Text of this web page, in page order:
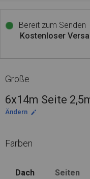
Bereit zum Senden
Kostenloser
Größe
6x14m Seite
Ändern
Farben
Dach Seiten